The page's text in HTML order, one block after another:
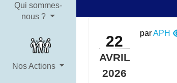
Qui sommes-
nous ?
Nos Actions
22
AVRIL
2026
parAPH